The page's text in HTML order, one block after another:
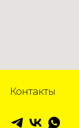
Контакты